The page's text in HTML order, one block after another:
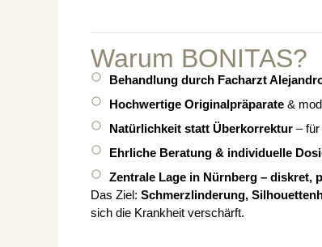
Warum BONITAS?
Behandlung durch Facharzt
Hochwertige Originalpräparate&
Natürlichkeit statt Überkorrektur– für
Ehrliche Beratung & individuelle
Zentrale Lage in Nürnberg – diskret,
Das Ziel: Schmerzlinderung,
sich die Krankheit verschärft.